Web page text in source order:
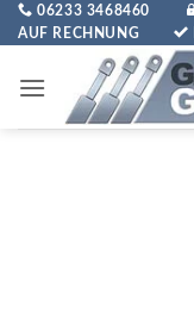
Zum
Inhalt
06233 3468460
AUF RECHNUNG